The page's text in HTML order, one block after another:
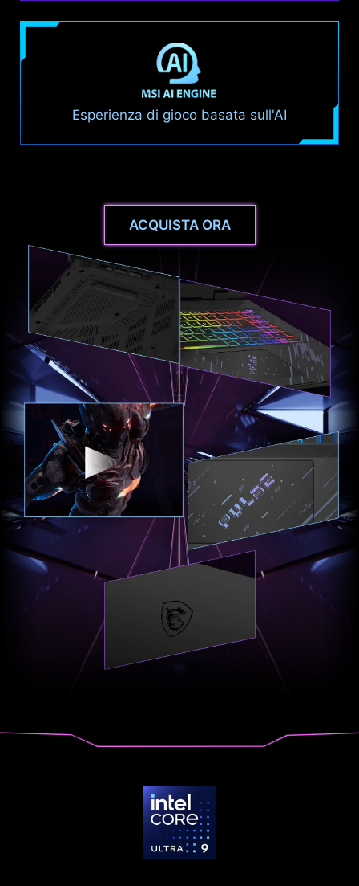
Esperienza di gioco basata sull'AI
ACQUISTA ORA